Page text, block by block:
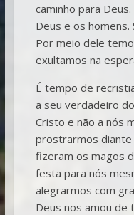
caminho para
Deus e os homens.
Por meio dele
exultamos na
É tempo de
a seu verdadeiro
Cristo e não a nós
prostrarmos diante
fizeram os magos
festa para nós
alegrarmos com
Deus nos amou de